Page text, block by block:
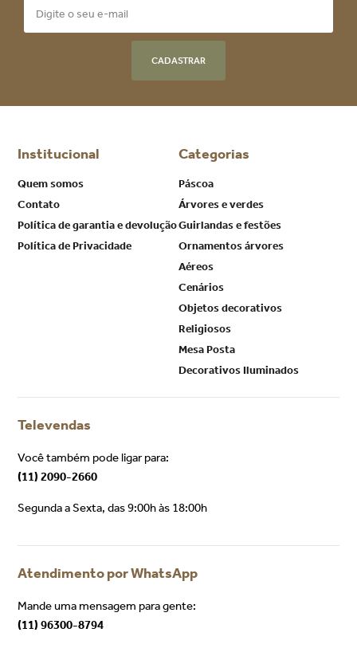
CADASTRAR
Institucional
Quem somos
Contato
Política de garantia e devolução
Política de Privacidade
Categorias
Páscoa
Árvores e verdes
Guirlandas e festões
Ornamentos árvores
Aéreos
Cenários
Objetos decorativos
Religiosos
Mesa Posta
Decorativos Iluminados
Televendas
Você também pode ligar para:
(11) 2090-2660
Segunda a Sexta, das 9:00h às 18:00h
Atendimento por WhatsApp
Mande uma mensagem para gente:
(11) 96300-8794